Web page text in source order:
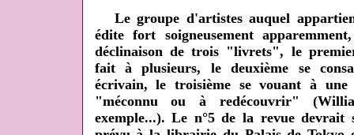
Le groupe d'artistes auquel
édite fort soigneusement
déclinaison de trois "livrets", le
fait à plusieurs, le deuxième se
écrivain, le troisième se vouant à
"méconnu ou à redécouvrir"
exemple...). Le n°5 de la revue